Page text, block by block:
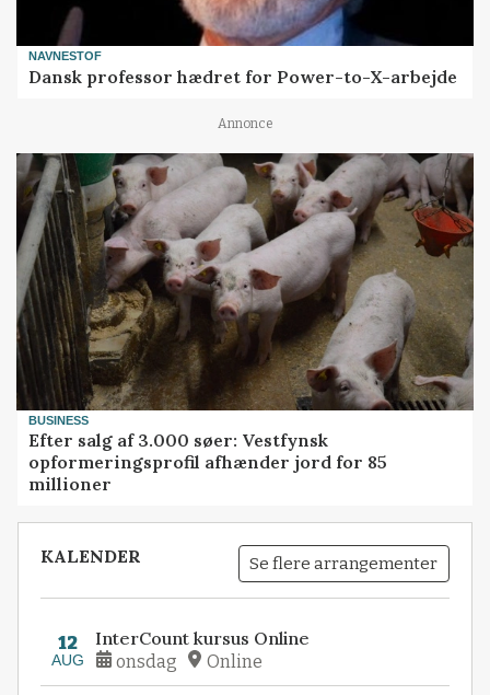
NAVNESTOF
Dansk professor hædret for Power-to-X-arbejde
Annonce
BUSINESS
Efter salg af 3.000 søer: Vestfynsk
opformeringsprofil afhænder jord for 85
millioner
KALENDER Se flere arrangementer
12
AUG
InterCount kursus Online
onsdag Online